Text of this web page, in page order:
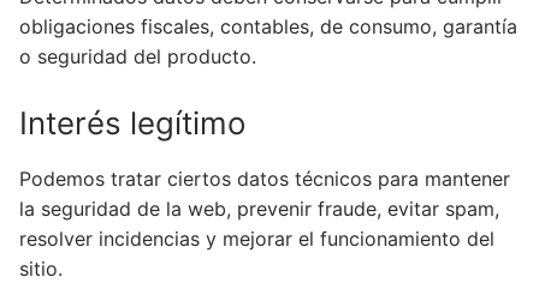
obligaciones fiscales, contables, de consumo, garantía
o seguridad del producto.
Interés legítimo
Podemos tratar ciertos datos técnicos para mantener
la seguridad de la web, prevenir fraude, evitar spam,
resolver incidencias y mejorar el funcionamiento del
sitio.